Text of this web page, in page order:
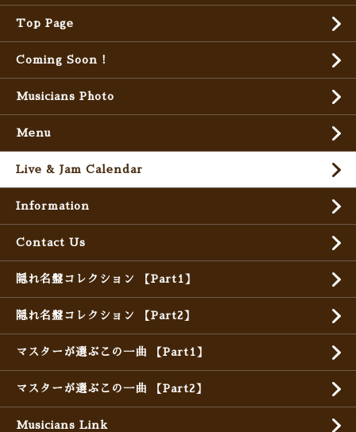
Top Page
Coming Soon !
Musicians Photo
Menu
Live & Jam Calendar
Information
Contact Us
隠れ名盤コレクション 【Part1】
隠れ名盤コレクション 【Part2】
マスターが選ぶこの一曲 【Part1】
マスターが選ぶこの一曲 【Part2】
Musicians Link